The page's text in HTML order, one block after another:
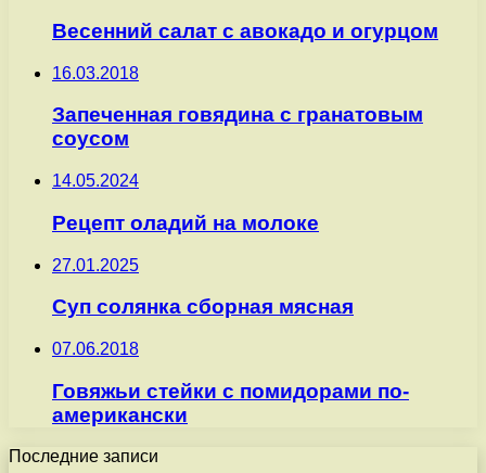
Весенний салат с авокадо и огурцом
16.03.2018
Запеченная говядина с гранатовым
соусом
14.05.2024
Рецепт оладий на молоке
27.01.2025
Суп солянка сборная мясная
07.06.2018
Говяжьи стейки с помидорами по-
американски
Последние записи